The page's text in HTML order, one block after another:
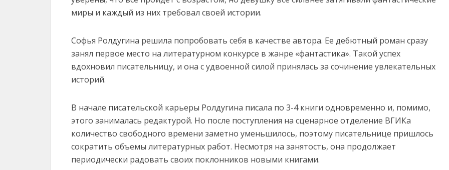
миры и каждый из них требовал своей истории.
Софья Ролдугина решила попробовать себя в качестве автора. Ее дебютный роман сразу
занял первое место на литературном конкурсе в жанре «фантастика». Такой успех
вдохновил писательницу, и она с удвоенной силой принялась за сочинение увлекательных
историй.
В начале писательской карьеры Ролдугина писала по 3-4 книги одновременно и, помимо,
этого занималась редактурой. Но после поступления на сценарное отделение ВГИКа
количество свободного времени заметно уменьшилось, поэтому писательнице пришлось
сократить объемы литературных работ. Несмотря на занятость, она продолжает
периодически радовать своих поклонников новыми книгами.